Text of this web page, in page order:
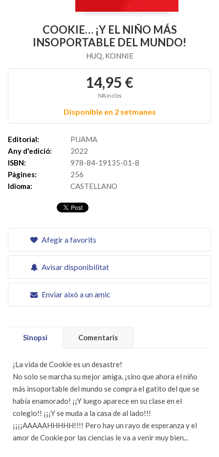
COOKIE… ¡Y EL NIÑO MÁS
INSOPORTABLE DEL MUNDO!
HUQ, KONNIE
14,95 €
IVA inclós
Disponible en 2 setmanes
Editorial:
PIJAMA
Any d'edició:
2022
ISBN:
978-84-19135-01-8
Pàgines:
256
Idioma:
CASTELLANO
Afegir a favorits
Avisar disponibilitat
Enviar això a un amic
Sinopsi Comentaris
¡La vida de Cookie es un desastre!
No solo se marcha su mejor amiga, ¡sino que ahora el niño
más insoportable del mundo se compra el gatito del que se
había enamorado! ¡¡Y luego aparece en su clase en el
colegio!! ¡¡¡Y se muda a la casa de al lado!!!
¡¡¡¡AAAAAHHHHH!!!! Pero hay un rayo de esperanza y el
amor de Cookie por las ciencias le va a venir muy bien...